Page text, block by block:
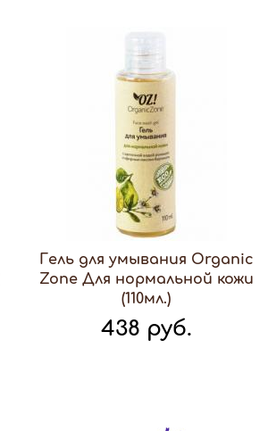
Гель для умывания Organic
Zone Для нормальной кожи
(110мл.)
438 руб.